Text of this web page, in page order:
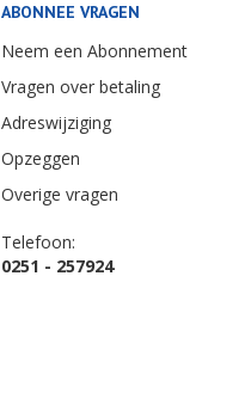
ABONNEE VRAGEN
Neem een Abonnement
Vragen over betaling
Adreswijziging
Opzeggen
Overige vragen
Telefoon:
0251 - 257924